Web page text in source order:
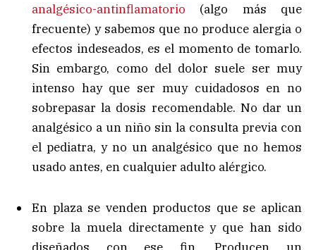
analgésico-antinflamatorio (algo más que
frecuente) y sabemos que no produce alergia o
efectos indeseados, es el momento de tomarlo.
Sin embargo, como del dolor suele ser muy
intenso hay que ser muy cuidadosos en no
sobrepasar la dosis recomendable. No dar un
analgésico a un niño sin la consulta previa con
el pediatra, y no un analgésico que no hemos
usado antes, en cualquier adulto alérgico.
En plaza se venden productos que se aplican
sobre la muela directamente y que han sido